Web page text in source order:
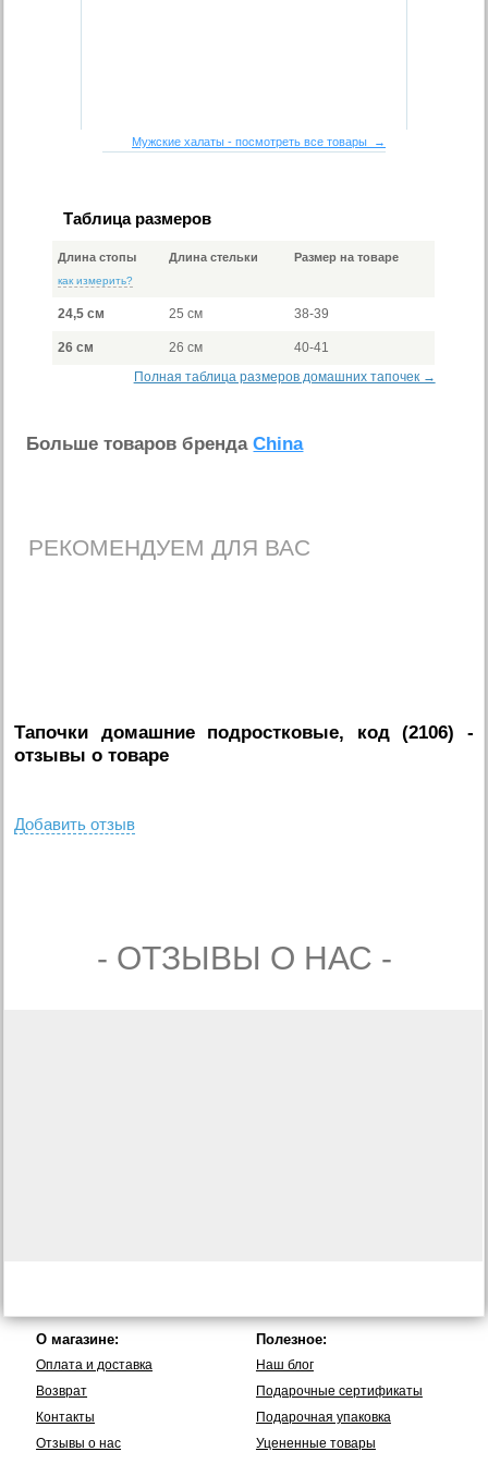
Мужские халаты - посмотреть все товары →
Таблица размеров
Длина стопы
как измерить?
Длина стельки Размер на товаре
24,5 см 25 см 38-39
26 см 26 см
40-41
Полная таблица размеров домашних тапочек →
Больше товаров брендаChina
РЕКОМЕНДУЕМ ДЛЯ ВАС
Тапочки домашние подростковые, код (2106) -
отзывы о товаре
Добавить отзыв
- ОТЗЫВЫ О НАС -
О магазине:
Оплата и доставка
Возврат
Контакты
Отзывы о нас
Полезное:
Наш блог
Подарочные сертификаты
Подарочная упаковка
Уцененные товары